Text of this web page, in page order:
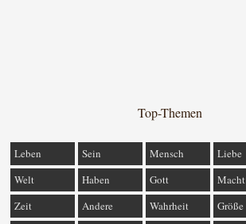
Top-Themen
Leben Sein Mensch
Liebe
Welt
Haben Gott
Macht
Zeit
Andere Wahrheit
Größe